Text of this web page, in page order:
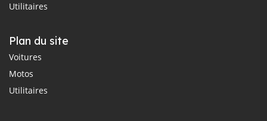
Utilitaires
Plan du site
Voitures
Motos
Utilitaires